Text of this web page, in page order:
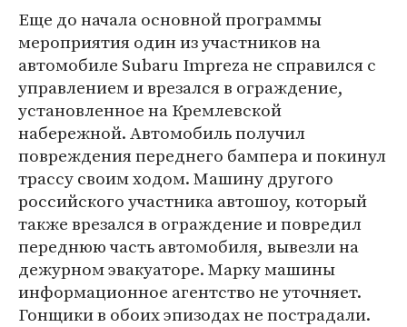
Еще до начала основной программы
мероприятия один из участников на
автомобиле Subaru Impreza не справился с
управлением и врезался в ограждение,
установленное на Кремлевской
набережной. Автомобиль получил
повреждения переднего бампера и покинул
трассу своим ходом. Машину другого
российского участника автошоу, который
также врезался в ограждение и повредил
переднюю часть автомобиля, вывезли на
дежурном эвакуаторе. Марку машины
информационное агентство не уточняет.
Гонщики в обоих эпизодах не пострадали.